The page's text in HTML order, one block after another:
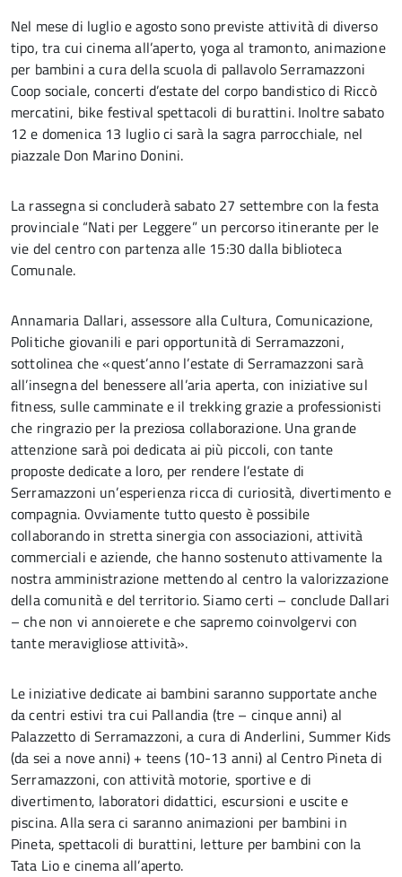
Nel mese di luglio e agosto sono previste attività di diverso
tipo, tra cui cinema all’aperto, yoga al tramonto, animazione
per bambini a cura della scuola di pallavolo Serramazzoni
Coop sociale, concerti d’estate del corpo bandistico di Riccò
mercatini, bike festival spettacoli di burattini. Inoltre sabato
12 e domenica 13 luglio ci sarà la sagra parrocchiale, nel
piazzale Don Marino Donini.
La rassegna si concluderà sabato 27 settembre con la festa
provinciale “Nati per Leggere” un percorso itinerante per le
vie del centro con partenza alle 15:30 dalla biblioteca
Comunale.
Annamaria Dallari, assessore alla Cultura, Comunicazione,
Politiche giovanili e pari opportunità di Serramazzoni,
sottolinea che «quest’anno l’estate di Serramazzoni sarà
all’insegna del benessere all’aria aperta, con iniziative sul
fitness, sulle camminate e il trekking grazie a professionisti
che ringrazio per la preziosa collaborazione. Una grande
attenzione sarà poi dedicata ai più piccoli, con tante
proposte dedicate a loro, per rendere l’estate di
Serramazzoni un’esperienza ricca di curiosità, divertimento e
compagnia. Ovviamente tutto questo è possibile
collaborando in stretta sinergia con associazioni, attività
commerciali e aziende, che hanno sostenuto attivamente la
nostra amministrazione mettendo al centro la valorizzazione
della comunità e del territorio. Siamo certi – conclude Dallari
– che non vi annoierete e che sapremo coinvolgervi con
tante meravigliose attività».
Le iniziative dedicate ai bambini saranno supportate anche
da centri estivi tra cui Pallandia (tre – cinque anni) al
Palazzetto di Serramazzoni, a cura di Anderlini, Summer Kids
(da sei a nove anni) + teens (10-13 anni) al Centro Pineta di
Serramazzoni, con attività motorie, sportive e di
divertimento, laboratori didattici, escursioni e uscite e
piscina. Alla sera ci saranno animazioni per bambini in
Pineta, spettacoli di burattini, letture per bambini con la
Tata Lio e cinema all’aperto.